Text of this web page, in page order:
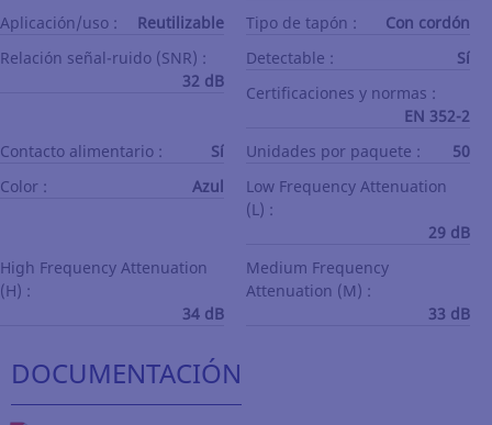
Aplicación/uso :
Reutilizable Tipo de tapón :
Con cordón
Relación señal-ruido (SNR) :
32 dB
Detectable :
Sí
Certificaciones y normas :
EN 352-2
Contacto alimentario :
Sí Unidades por paquete :
50
Color :
Azul
Low Frequency Attenuation
(L) :
29 dB
High Frequency Attenuation
(H) :
34 dB
Medium Frequency
Attenuation (M) :
33 dB
DOCUMENTACIÓN